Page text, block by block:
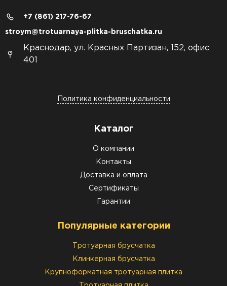
+7 (861) 217-76-67
stroym@trotuarnaya-plitka-bruschatka.ru
Краснодар, ул. Красных Партизан, 152, офис
401
Политика конфиденциальности
Каталог
О компании
Контакты
Доставка и оплата
Сертификаты
Гарантии
Популярные категории
Тротуарная брусчатка
Клинкерная брусчатка
Крупноформатная тротуарная плитка